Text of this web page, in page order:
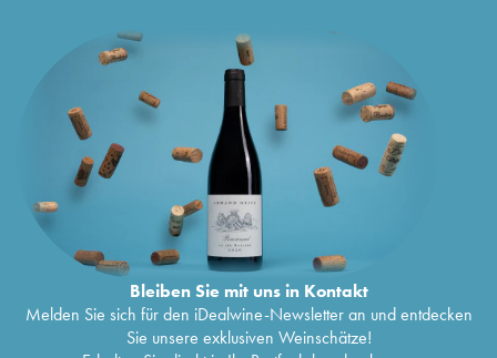
Bleiben Sie mit uns in Kontakt
Melden Sie sich für den iDealwine-Newsletter an und entdecken
Sie unsere exklusiven Weinschätze!